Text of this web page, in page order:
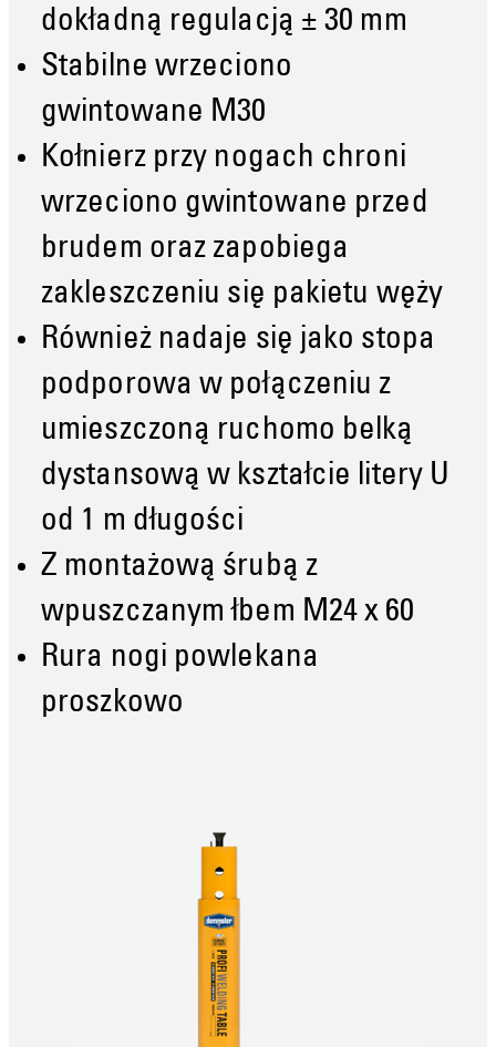
dokładną regulacją ± 30 mm
Stabilne wrzeciono
gwintowane M30
Kołnierz przy nogach chroni
wrzeciono gwintowane przed
brudem oraz zapobiega
zakleszczeniu się pakietu węży
Również nadaje się jako stopa
podporowa w połączeniu z
umieszczoną ruchomo belką
dystansową w kształcie litery U
od 1 m długości
Z montażową śrubą z
wpuszczanym łbem M24 x 60
Rura nogi powlekana
proszkowo